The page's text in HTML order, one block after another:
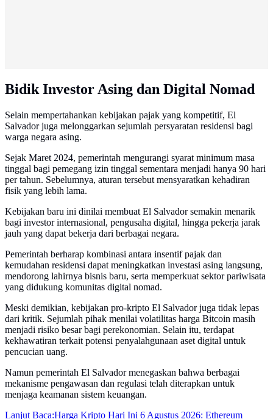
Bidik Investor Asing dan Digital Nomad
Selain mempertahankan kebijakan pajak yang kompetitif, El
Salvador juga melonggarkan sejumlah persyaratan residensi bagi
warga negara asing.
Sejak Maret 2024, pemerintah mengurangi syarat minimum masa
tinggal bagi pemegang izin tinggal sementara menjadi hanya 90 hari
per tahun. Sebelumnya, aturan tersebut mensyaratkan kehadiran
fisik yang lebih lama.
Kebijakan baru ini dinilai membuat El Salvador semakin menarik
bagi investor internasional, pengusaha digital, hingga pekerja jarak
jauh yang dapat bekerja dari berbagai negara.
Pemerintah berharap kombinasi antara insentif pajak dan
kemudahan residensi dapat meningkatkan investasi asing langsung,
mendorong lahirnya bisnis baru, serta memperkuat sektor pariwisata
yang didukung komunitas digital nomad.
Meski demikian, kebijakan pro-kripto El Salvador juga tidak lepas
dari kritik. Sejumlah pihak menilai volatilitas harga Bitcoin masih
menjadi risiko besar bagi perekonomian. Selain itu, terdapat
kekhawatiran terkait potensi penyalahgunaan aset digital untuk
pencucian uang.
Namun pemerintah El Salvador menegaskan bahwa berbagai
mekanisme pengawasan dan regulasi telah diterapkan untuk
menjaga keamanan sistem keuangan.
Lanjut Baca:Harga Kripto Hari Ini 6 Agustus 2026: Ethereum